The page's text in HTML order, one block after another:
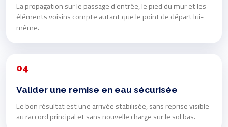
La propagation sur le passage d’entrée, le pied du mur et les
éléments voisins compte autant que le point de départ lui-
même.
04
Valider une remise en eau sécurisée
Le bon résultat est une arrivée stabilisée, sans reprise visible
au raccord principal et sans nouvelle charge sur le sol bas.